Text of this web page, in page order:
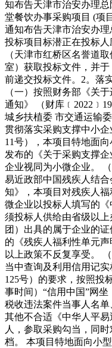
知布告天津市治安办理
堂餐饮办事采购项目 (项
通知布告天津市治安办理
投标项目标潜正在投标
（天津市红桥区名誉道
室）获取投标文件，并于
前递交投标文件。2。落
（一）按照财务部《关
通知》 （财库
城乡扶植委 市交通运输
贯彻落实采购支撑中小企
11号），本项目特地面
发布的《关于采购支撑
企业视同为小微企业。
易近政部中国残疾人结
知》，本项目对残疾人
微企业以投标人填写的
须投标人供给由省级以
团）出具的属于企业的
的《残疾人福利性单元声
以上政策不反复享受。
当中查询及利用信用记实
125号）的要求，按照投
事时间）“信用中国”网
税收违法案件当事人名
其他不合适《中华人平
人，参取采购勾当，同
档。 本项目特地面向小